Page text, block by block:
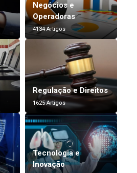
Negócios e
Operadoras
4134 Artigos
Regulação e Direitos
1625 Artigos
Tecnologia e
Inovação